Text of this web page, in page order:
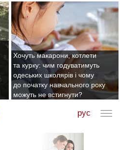
Хочуть макарони, котлети
та курку: чим годуватимуть
одеських школярів і чому
до початку навчального року
можуть не встигнути?
рус